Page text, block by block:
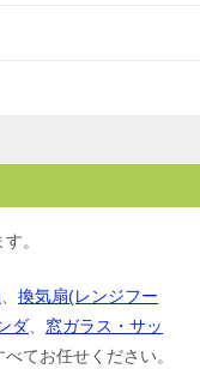
。
、 換気扇(レンジフー
ダ、 窓ガラス・サッ
てお任せください。